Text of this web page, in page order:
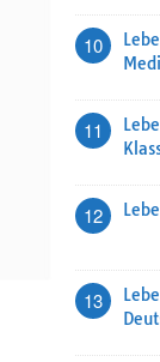
10
11
12
13